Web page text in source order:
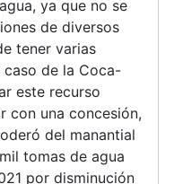
ya que no se
de diversos
tener varias
caso de la Coca-
este recurso
con una concesión,
del manantial
tomas de agua
por disminución